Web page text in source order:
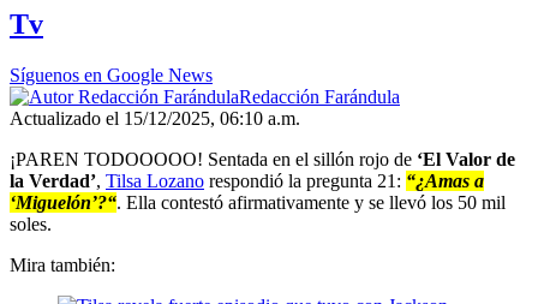
minute,
39
seconds
Tv
Síguenos en Google News
Redacción Farándula
Actualizado el 15/12/2025, 06:10 a.m.
¡PAREN TODOOOOO! Sentada en el sillón rojo de ‘El Valor de
la Verdad’, Tilsa Lozano respondió la pregunta 21: “¿Amas a
‘Miguelón’?“. Ella contestó afirmativamente y se llevó los 50 mil
soles.
Mira también: